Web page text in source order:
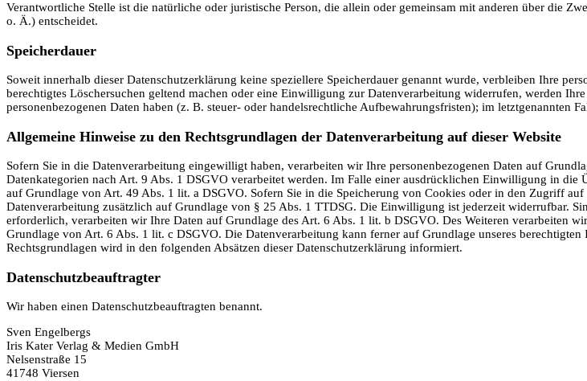
Verantwortliche Stelle ist die natürliche oder juristische Person, die allein oder gemeinsam mit anderen über die
o. Ä.) entscheidet.
Speicherdauer
Soweit innerhalb dieser Datenschutzerklärung keine speziellere Speicherdauer genannt wurde, verbleiben Ihre
berechtigtes Löschersuchen geltend machen oder eine Einwilligung zur Datenverarbeitung widerrufen, werden
personenbezogenen Daten haben (z. B. steuer- oder handelsrechtliche Aufbewahrungsfristen); im letztgenannten
Allgemeine Hinweise zu den Rechtsgrundlagen der Datenverarbeitung auf dieser Website
Sofern Sie in die Datenverarbeitung eingewilligt haben, verarbeiten wir Ihre personenbezogenen Daten auf
Datenkategorien nach Art. 9 Abs. 1 DSGVO verarbeitet werden. Im Falle einer ausdrücklichen Einwilligung in
auf Grundlage von Art. 49 Abs. 1 lit. a DSGVO. Sofern Sie in die Speicherung von Cookies oder in den Zugriff
Datenverarbeitung zusätzlich auf Grundlage von § 25 Abs. 1 TTDSG. Die Einwilligung ist jederzeit widerrufbar.
erforderlich, verarbeiten wir Ihre Daten auf Grundlage des Art. 6 Abs. 1 lit. b DSGVO. Des Weiteren verarbeiten
Grundlage von Art. 6 Abs. 1 lit. c DSGVO. Die Datenverarbeitung kann ferner auf Grundlage unseres
Rechtsgrundlagen wird in den folgenden Absätzen dieser Datenschutzerklärung informiert.
Datenschutz­beauftragter
Wir haben einen Datenschutzbeauftragten benannt.
Sven Engelbergs
Iris Kater Verlag & Medien GmbH
Nelsenstraße 15
41748 Viersen